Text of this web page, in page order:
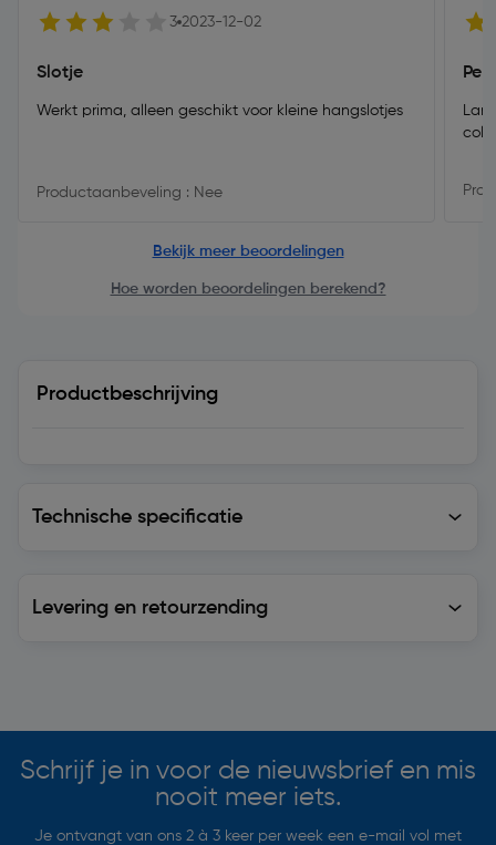
3 2023-12-02
Slotje
Werkt prima, alleen geschikt voor kleine hangslotjes
Productaanbeveling : Nee
Bekijk meer beoordelingen
Hoe worden beoordelingen berekend?
Productbeschrijving
Technische specificatie
Levering en retourzending
Schrijf je in voor de nieuwsbrief en mis
nooit meer iets.
Je ontvangt van ons 2 à 3 keer per week een e-mail vol met